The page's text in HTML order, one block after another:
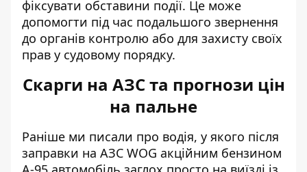
фіксувати обставини події. Це може
допомогти під час подальшого звернення
до органів контролю або для захисту своїх
прав у судовому порядку.
Скарги на АЗС та прогнози цін
на пальне
Раніше ми писали про водія, у якого після
заправки на АЗС WOG акційним бензином